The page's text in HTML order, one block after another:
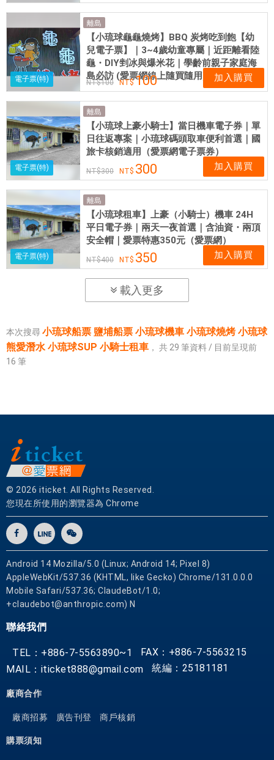
電子票(特)
離島
【小琉球龜龜燒烤】BBQ 炭烤吃到飽【幼
兒電子票】｜3~4歲幼童專屬｜近距離看陸
龜・DIY剉冰與爆米花｜學齡前親子家庭海
島必訪 (愛票網線上隨買隨用)
100 100 加入購買
電子票(特)
離島
【小琉球上豪小騎士】當日機車電子券｜單
日往返專案｜小琉球碼頭取車便利首選｜國
旅卡核銷適用（愛票網電子票券）
300 300 加入購買
電子票(特)
離島
【小琉球租車】上豪（小騎士）機車 24H
平日電子券｜兩天一夜首選｜含油資・兩頂
安全帽｜愛票特惠350元（愛票網）
400 350 加入購買
載入更多
本次搜尋 小琉球船票 鹽埔船票 小琉球機車 小琉球燒烤 小琉球
熊愛潛水 小琉球SUP 小騎士租車 ， 共 29 筆資料 / 目前呈現前
16 筆
© 2026 iticket. All Rights Reserved.
您現在所使用的瀏覽器為 Chrome
Android 14 Mozilla/5.0 (Linux; Android 14; Pixel 8)
AppleWebKit/537.36 (KHTML, like Gecko) Chrome/131.0.0.0
Mobile Safari/537.36; ClaudeBot/1.0;
+claudebot@anthropic.com) N
聯絡我們
TEL：+886-7-5563890~1
FAX：+886-7-5563215
MAIL：iticket888@gmail.com
統編：25181181
廠商合作
廠商招募 廣告刊登 商戶核銷
購票須知